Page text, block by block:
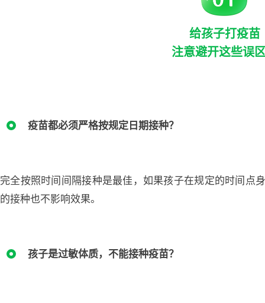
给孩子打疫苗
注意避开这些误
疫苗都必须严格按规定日期接种？
完全按照时间间隔接种是最佳，如果孩子在规定的时间点
的接种也不影响效果。
孩子是过敏体质，不能接种疫苗？